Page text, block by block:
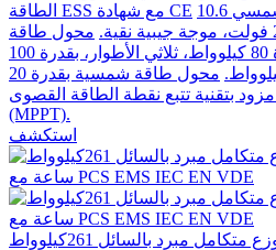
الطاقة ESS مع شهادة CE محول طاقة هجين شمسي 10.6
محول طاقة
شمسية صناعي بقدرة 80 كيلوواط، ثلاثي الأطوار، بقدرة 100
محول طاقة شمسية بقدرة 20
مزود بتقنية تتبع نقطة الطاقة القصوى
(MPPT).
استكشف
نظام تخزين الطاقة الموزع متكامل مبرد بالسائل 261كيلوواط